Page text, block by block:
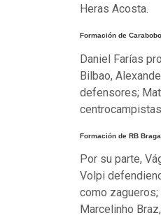
Heras Acosta.
Formación de
Daniel Farías
Bilbao,
defensores;
Formación de RB
Por su parte,
Volpi
como zagueros;
Marcelinho